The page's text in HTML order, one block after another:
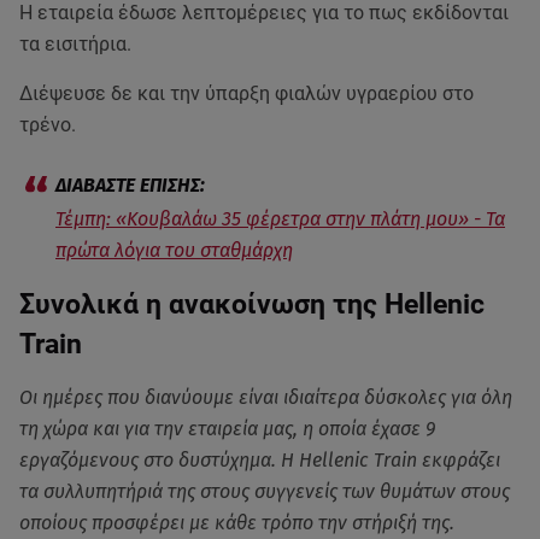
Η εταιρεία έδωσε λεπτομέρειες για το πως εκδίδονται
τα εισιτήρια.
Διέψευσε δε και την ύπαρξη φιαλών υγραερίου στο
τρένο.
Τέμπη: «Κουβαλάω 35 φέρετρα στην πλάτη μου» - Τα
πρώτα λόγια του σταθμάρχη
Συνολικά η ανακοίνωση της Hellenic
Train
Οι ημέρες που διανύουμε είναι ιδιαίτερα δύσκολες για όλη
τη χώρα και για την εταιρεία μας, η οποία έχασε 9
εργαζόμενους στο δυστύχημα. Η Hellenic Train εκφράζει
τα συλλυπητήριά της στους συγγενείς των θυμάτων στους
οποίους προσφέρει με κάθε τρόπο την στήριξή της.